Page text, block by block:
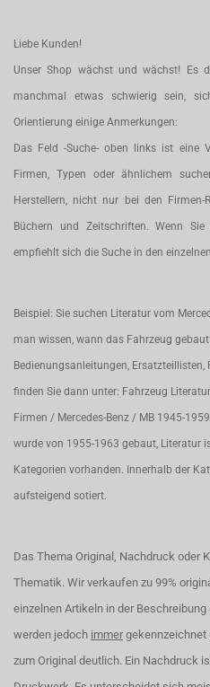
Liebe Kunden!
Unser Shop wächst und wächst! Es
manchmal etwas schwierig sein,
Orientierung einige Anmerkungen:
Das Feld -Suche- oben links ist eine
Firmen, Typen oder ähnlichem
Herstellern, nicht nur bei den
Büchern und Zeitschriften. Wenn
empfiehlt sich die Suche in den
Beispiel: Sie suchen Literatur vom
man wissen, wann das Fahrzeug
Bedienungsanleitungen,
finden Sie dann unter: Fahrzeug
Firmen / Mercedes-Benz / MB 1945-
wurde von 1955-1963 gebaut, Literatur
Kategorien vorhanden. Innerhalb der
aufsteigend sotiert.
Das Thema Original, Nachdruck oder
Thematik. Wir verkaufen zu 99%
einzelnen Artikeln in der
werden jedoch immer gekennzeichnet
zum Original deutlich. Ein Nachdruck